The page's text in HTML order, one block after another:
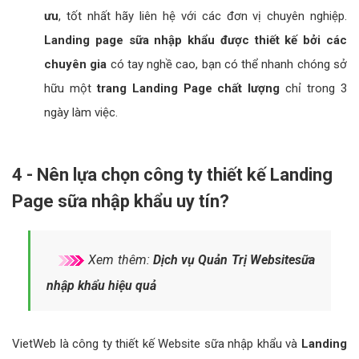
ưu, tốt nhất hãy liên hệ với các đơn vị chuyên nghiệp.
Landing page sữa nhập khẩu được thiết kế bởi các
chuyên gia có tay nghề cao, bạn có thể nhanh chóng sở
hữu mộttrang Landing Page chất lượng chỉ trong 3
ngày làm việc.
4 - Nên lựa chọn công ty thiết kế Landing
Page sữa nhập khẩu uy tín?
Xem thêm: Dịch vụ Quản Trị Websitesữa
nhập khẩu hiệu quả
VietWeb là công ty thiết kế Website sữa nhập khẩu và Landing